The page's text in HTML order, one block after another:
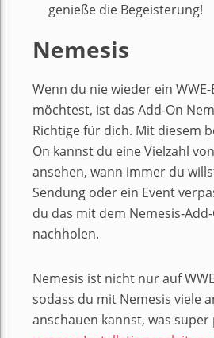
genieße die Begeisterung!
Nemesis
Wenn du nie wieder ein
möchtest, ist das Add-On
Richtige für dich. Mit diesem
On kannst du eine Vielzahl
ansehen, wann immer du
Sendung oder ein Event
du das mit dem Nemesis-
nachholen.
Nemesis ist nicht nur auf
sodass du mit Nemesis viele
anschauen kannst, was